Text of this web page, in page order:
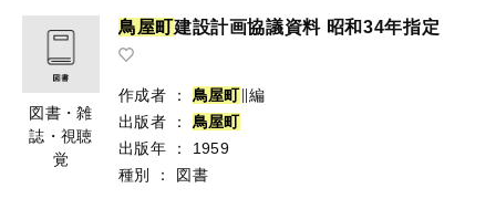
図書・雑
誌・視聴
覚
鳥屋町建設計画協議資料 昭和34年指定
作成者 ： 鳥屋町∥編
出版者
： 鳥屋町
出版年
：
1959
種別
： 図書